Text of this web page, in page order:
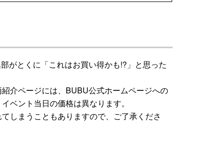
がとくに「これはお買い得かも!?」と思った
介ページには、BUBU公式ホームページへの
ベント当日の価格は異なります。
しまうこともありますので、ご了承くださ